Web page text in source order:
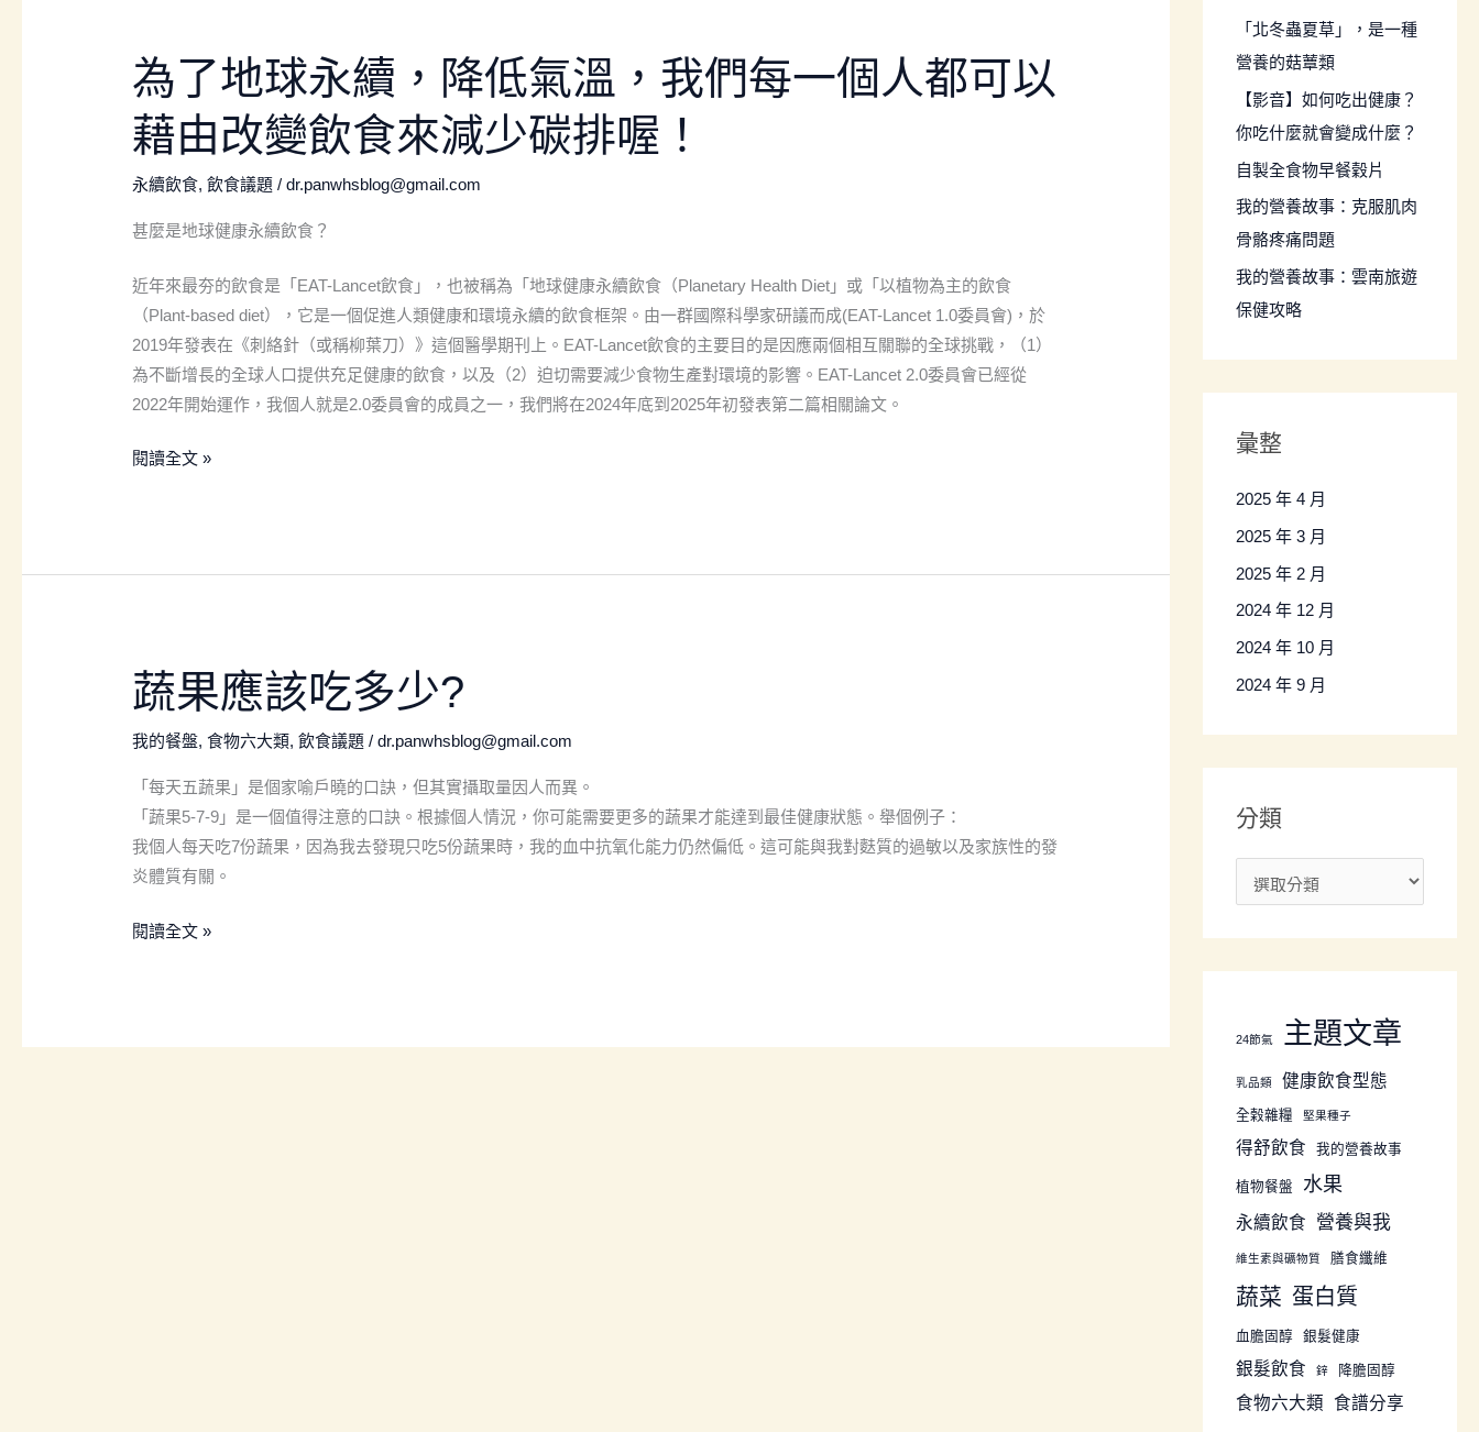
為了地球永續，降低氣溫，我們每一個人都可以
藉由改變飲食來減少碳排喔！
永續飲食,飲食議題 /dr.panwhsblog@gmail.com
甚麼是地球健康永續飲食？
近年來最夯的飲食是「EAT-Lancet飲食」，也被稱為「地球健康永續飲食（Planetary Health Diet」或「以植物為主的飲食
（Plant-based diet），它是一個促進人類健康和環境永續的飲食框架。由一群國際科學家研議而成(EAT-Lancet 1.0委員會)，於
2019年發表在《刺絡針（或稱柳葉刀）》這個醫學期刊上。EAT-Lancet飲食的主要目的是因應兩個相互關聯的全球挑戰，（1）
為不斷增長的全球人口提供充足健康的飲食，以及（2）迫切需要減少食物生產對環境的影響。EAT-Lancet 2.0委員會已經從
2022年開始運作，我個人就是2.0委員會的成員之一，我們將在2024年底到2025年初發表第二篇相關論文。
為
了
地
球
永
降
一
改
飲
食
來
減
少
排
閱讀全文 »
蔬果應該吃多少?
我的餐盤,食物六大類,飲食議題 /dr.panwhsblog@gmail.com
「每天五蔬果」是個家喻戶曉的口訣，但其實攝取量因人而異。
「蔬果5-7-9」是一個值得注意的口訣。根據個人情況，你可能需要更多的蔬果才能達到最佳健康狀態。舉個例子：
我個人每天吃7份蔬果，因為我去發現只吃5份蔬果時，我的血中抗氧化能力仍然偏低。這可能與我對麩質的過敏以及家族性的發
炎體質有關。
蔬
果
應
吃
多
少?
閱讀全文 »
「北冬蟲夏草」，是一種
營養的菇蕈類
【影音】如何吃出健康？
你吃什麼就會變成什麼？
自製全食物早餐穀片
我的營養故事：克服肌肉
骨骼疼痛問題
我的營養故事：雲南旅遊
保健攻略
彙整
2025 年 4 月
2025 年 3 月
2025 年 2 月
2024 年 12 月
2024 年 10 月
2024 年 9 月
分類
24節氣 主題文章
乳品類 健康飲食型態
全榖雜糧 堅果種子
得舒飲食 我的營養故事
植物餐盤 水果
永續飲食 營養與我
維生素與礦物質 膳食纖維
蔬菜 蛋白質
血膽固醇 銀髮健康
銀髮飲食 鋅 降膽固醇
食物六大類 食譜分享